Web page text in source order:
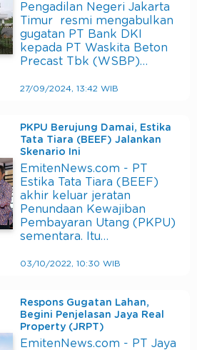
Pengadilan Negeri Jakarta
Timur resmi mengabulkan
gugatan PT Bank DKI
kepada PT Waskita Beton
Precast Tbk (WSBP)…
27/09/2024, 13:42 WIB
PKPU Berujung Damai, Estika
Tata Tiara (BEEF) Jalankan
Skenario Ini
EmitenNews.com - PT
Estika Tata Tiara (BEEF)
akhir keluar jeratan
Penundaan Kewajiban
Pembayaran Utang (PKPU)
sementara. Itu…
03/10/2022, 10:30 WIB
Respons Gugatan Lahan,
Begini Penjelasan Jaya Real
Property (JRPT)
EmitenNews.com - PT Jaya